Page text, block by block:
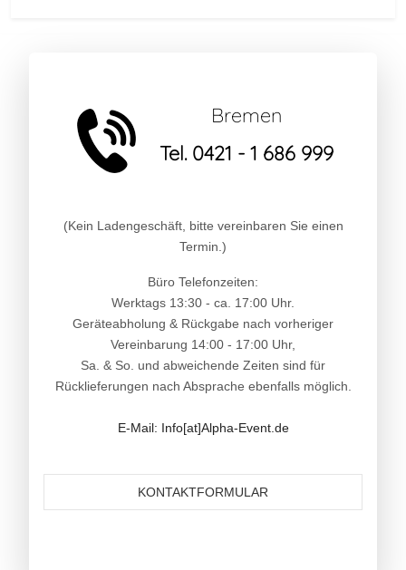
Bremen
Tel. 0421 - 1 686 999
(Kein Ladengeschäft, bitte vereinbaren Sie einen
Termin.)
Büro Telefonzeiten:
Werktags 13:30 - ca. 17:00 Uhr.
Geräteabholung & Rückgabe nach vorheriger
Vereinbarung 14:00 - 17:00 Uhr,
Sa. & So. und abweichende Zeiten sind für
Rücklieferungen nach Absprache ebenfalls möglich.
E-Mail: Info[at]Alpha-Event.de
KONTAKTFORMULAR